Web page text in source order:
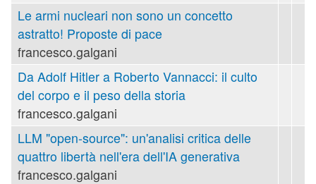
Le armi nucleari non sono un concetto
astratto! Proposte di pace
francesco.galgani
Da Adolf Hitler a Roberto Vannacci: il culto
del corpo e il peso della storia
francesco.galgani
LLM "open-source": un'analisi critica delle
quattro libertà nell'era dell'IA generativa
francesco.galgani